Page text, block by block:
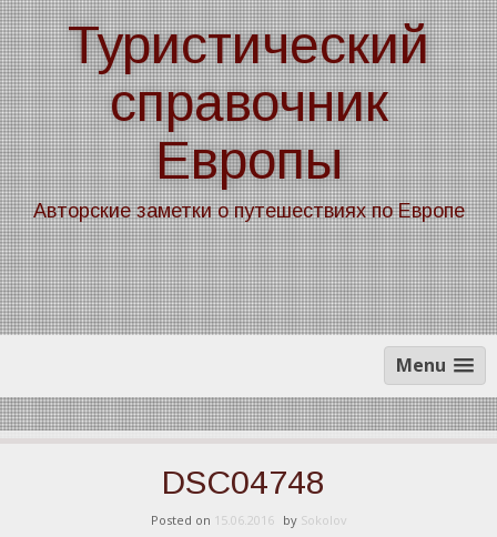
Skip
to
content
Туристический
справочник
Европы
Авторские заметки о путешествиях по Европе
Menu
DSC04748
Posted on 15.06.2016 by Sokolov